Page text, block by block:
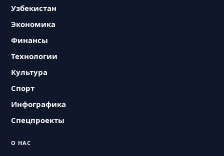
Узбекистан
Экономика
Финансы
Технологии
Культура
Спорт
Инфографика
Спецпроекты
О НАС